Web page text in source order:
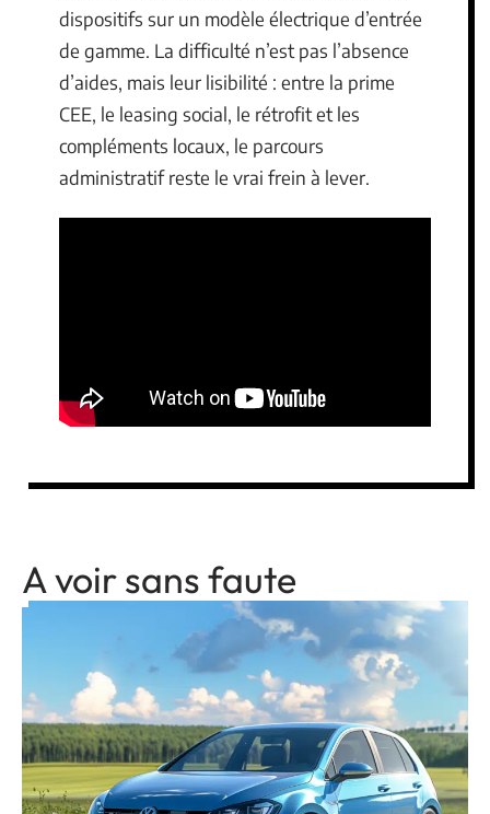
dispositifs sur un modèle électrique d’entrée
de gamme. La difficulté n’est pas l’absence
d’aides, mais leur lisibilité : entre la prime
CEE, le leasing social, le rétrofit et les
compléments locaux, le parcours
administratif reste le vrai frein à lever.
A voir sans faute